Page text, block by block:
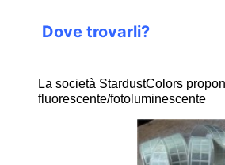
Dove trovarli?
La società StardustColors
fluorescente/fotoluminescente